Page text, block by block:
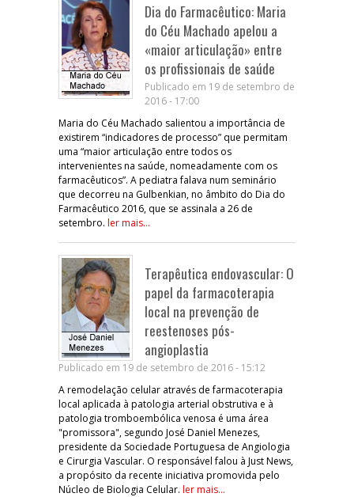
Dia do Farmacêutico: Maria
do Céu Machado apelou a
«maior articulação» entre
os profissionais de saúde
Publicado em 19 de setembro de
2016 - 17:00
Maria do Céu Machado salientou a importância de
existirem “indicadores de processo” que permitam
uma “maior articulação entre todos os
intervenientes na saúde, nomeadamente com os
farmacêuticos”. A pediatra falava num seminário
que decorreu na Gulbenkian, no âmbito do Dia do
Farmacêutico 2016, que se assinala a 26 de
setembro. ler mais...
Terapêutica endovascular: O
papel da farmacoterapia
local na prevenção de
reestenoses pós-
angioplastia
Publicado em 19 de setembro de 2016 - 15:12
A remodelação celular através de farmacoterapia
local aplicada à patologia arterial obstrutiva e à
patologia tromboembólica venosa é uma área
"promissora", segundo José Daniel Menezes,
presidente da Sociedade Portuguesa de Angiologia
e Cirurgia Vascular. O responsável falou à Just News,
a propósito da recente iniciativa promovida pelo
Núcleo de Biologia Celular. ler mais...